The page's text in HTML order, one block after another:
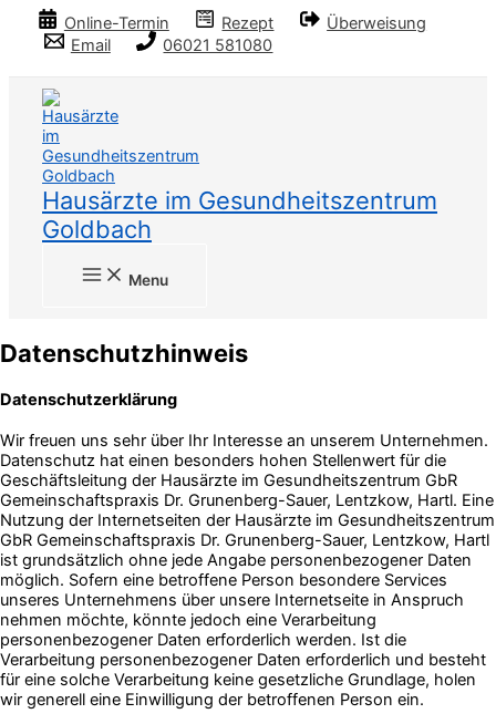
Zum
Inhalt
springen
Online-Termin Rezept
Überweisung
Email
06021 581080
Hausärzte im Gesundheitszentrum
Goldbach
Menu
Datenschutzhinweis
Datenschutzerklärung
Wir freuen uns sehr über Ihr Interesse an unserem Unternehmen.
Datenschutz hat einen besonders hohen Stellenwert für die
Geschäftsleitung der Hausärzte im Gesundheitszentrum GbR
Gemeinschaftspraxis Dr. Grunenberg-Sauer, Lentzkow, Hartl. Eine
Nutzung der Internetseiten der Hausärzte im Gesundheitszentrum
GbR Gemeinschaftspraxis Dr. Grunenberg-Sauer, Lentzkow, Hartl
ist grundsätzlich ohne jede Angabe personenbezogener Daten
möglich. Sofern eine betroffene Person besondere Services
unseres Unternehmens über unsere Internetseite in Anspruch
nehmen möchte, könnte jedoch eine Verarbeitung
personenbezogener Daten erforderlich werden. Ist die
Verarbeitung personenbezogener Daten erforderlich und besteht
für eine solche Verarbeitung keine gesetzliche Grundlage, holen
wir generell eine Einwilligung der betroffenen Person ein.